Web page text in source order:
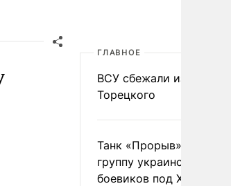
ГЛАВНОЕ
ВСУ сбежали из
Торецкого
Танк «Прорыв»
группу украинских
боевиков под